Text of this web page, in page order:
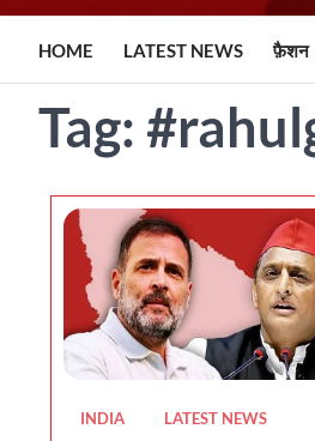
HOME LATEST NEWS फ़ैशन
Tag:
INDIA LATEST NEWS